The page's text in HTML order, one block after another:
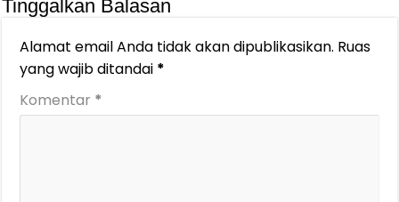
Tinggalkan Balasan
Alamat email Anda tidak akan dipublikasikan. Ruas
yang wajib ditandai *
Komentar *